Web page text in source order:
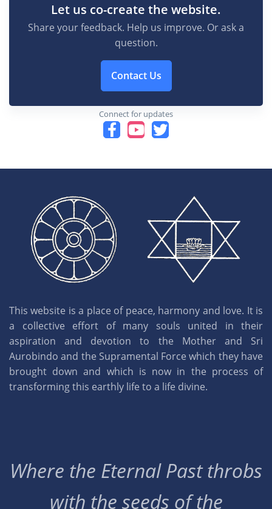
Let us co-create the website.
Share your feedback. Help us improve. Or ask a
question.
Contact Us
Connect for updates
This website is a place of peace, harmony and love. It is
a collective effort of many souls united in their
aspiration and devotion to the Mother and Sri
Aurobindo and the Supramental Force which they have
brought down and which is now in the process of
transforming this earthly life to a life divine.
Where the Eternal Past throbs
with the seeds of the